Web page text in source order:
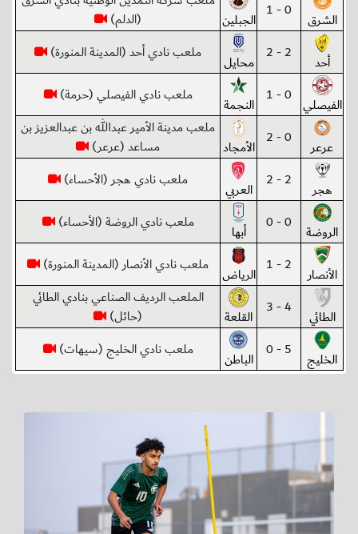
الشرق 0 - 1 الجبلين
(الدلم)
أحد 2 - 2 محايل ملعب نادي أحد (المدينة المنورة)
الفيصلي 0 - 1 النجمة ملعب نادي الفيصلي (حرمة)
عرعر 0 - 2 الأمجاد
ملعب مدينة الأمير عبدالله بن عبدالعزيز بن
مساعد (عرعر)
هجر 2 - 2 العربي ملعب نادي هجر (الأحساء)
الروضة 0 - 0 أبها ملعب نادي الروضة (الأحساء)
الأنصار 2 - 1 الرياض ملعب نادي الأنصار (المدينة المنورة)
الطائي 4 - 3 القلعة
الملعب الرديف الصناعي بنادي الطائي
(حائل)
الخليج 5 - 0 الباطن ملعب نادي الخليج (سيهات)